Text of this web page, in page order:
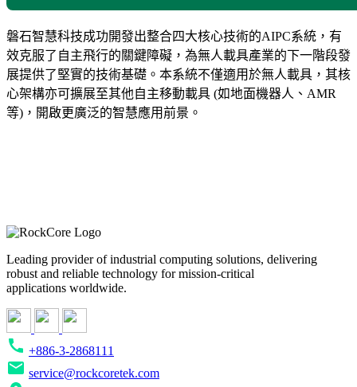
磐石智慧科技成功開發出整合四大核心技術的AIPC系統，有
效克服了自主飛行的關鍵障礙，為無人載具產業的下一階段發
展提供了堅實的技術基礎。本系統不僅適用於無人載具，其核
心架構亦可擴展至其他自主移動載具 (如地面機器人、AMR
等)，開啟更廣泛的智慧應用前景。
Leading provider of industrial computing solutions, delivering
robust and reliable technology for mission-critical
applications worldwide.
+886-3-2868111
service@rockcoretek.com